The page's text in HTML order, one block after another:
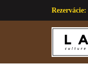
Rezervácie: